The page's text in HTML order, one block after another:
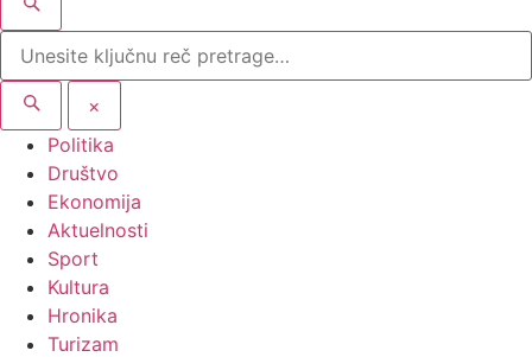
×
Politika
Društvo
Ekonomija
Aktuelnosti
Sport
Kultura
Hronika
Turizam